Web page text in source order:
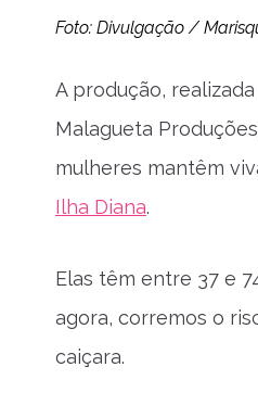
Foto: Divulgação /
A produção,
Malagueta
mulheres mantêm
Ilha Diana.
Elas têm entre 37 e
agora, corremos o
caiçara.